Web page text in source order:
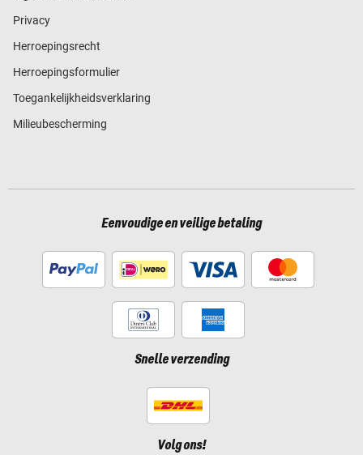
Privacy
Herroepingsrecht
Herroepingsformulier
Toegankelijkheidsverklaring
Milieubescherming
Eenvoudige en veilige betaling
Snelle verzending
Volg ons!